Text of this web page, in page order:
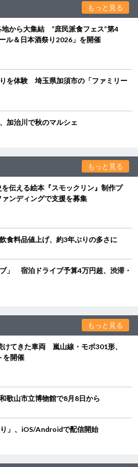
もっと見る
から大集結 “庶民派食フェス”第4
ル＆日本酒祭り2026」を開催
を体験 埼玉県加須市の「ファミリー
加治川で秋のマルシェ
もっと見る
伝える絵本『スモックリン』制作プ
ンディングで支援を募集
食料品値上げ、約3年ぶりの多さに
」 宿泊ドライブ予算4万円超、渋滞・
もっと見る
けてきた車両 嵐山線・モボ301形、
を開催
歌山市立博物館で8月8日から
」、iOS/Androidで配信開始